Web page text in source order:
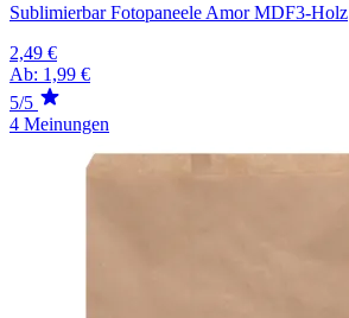
Sublimierbar Fotopaneele Amor MDF3-Holz
2,49 €
Ab: 1,99 €
5/5
4 Meinungen